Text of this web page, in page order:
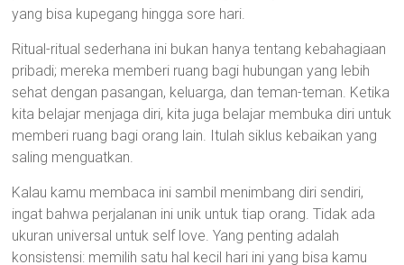
yang bisa kupegang hingga sore hari.
Ritual-ritual sederhana ini bukan hanya tentang kebahagiaan
pribadi; mereka memberi ruang bagi hubungan yang lebih
sehat dengan pasangan, keluarga, dan teman-teman. Ketika
kita belajar menjaga diri, kita juga belajar membuka diri untuk
memberi ruang bagi orang lain. Itulah siklus kebaikan yang
saling menguatkan.
Kalau kamu membaca ini sambil menimbang diri sendiri,
ingat bahwa perjalanan ini unik untuk tiap orang. Tidak ada
ukuran universal untuk self love. Yang penting adalah
konsistensi: memilih satu hal kecil hari ini yang bisa kamu